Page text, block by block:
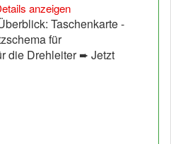
anzeigen
Taschenkarte -
für
die Drehleiter ➨ Jetzt